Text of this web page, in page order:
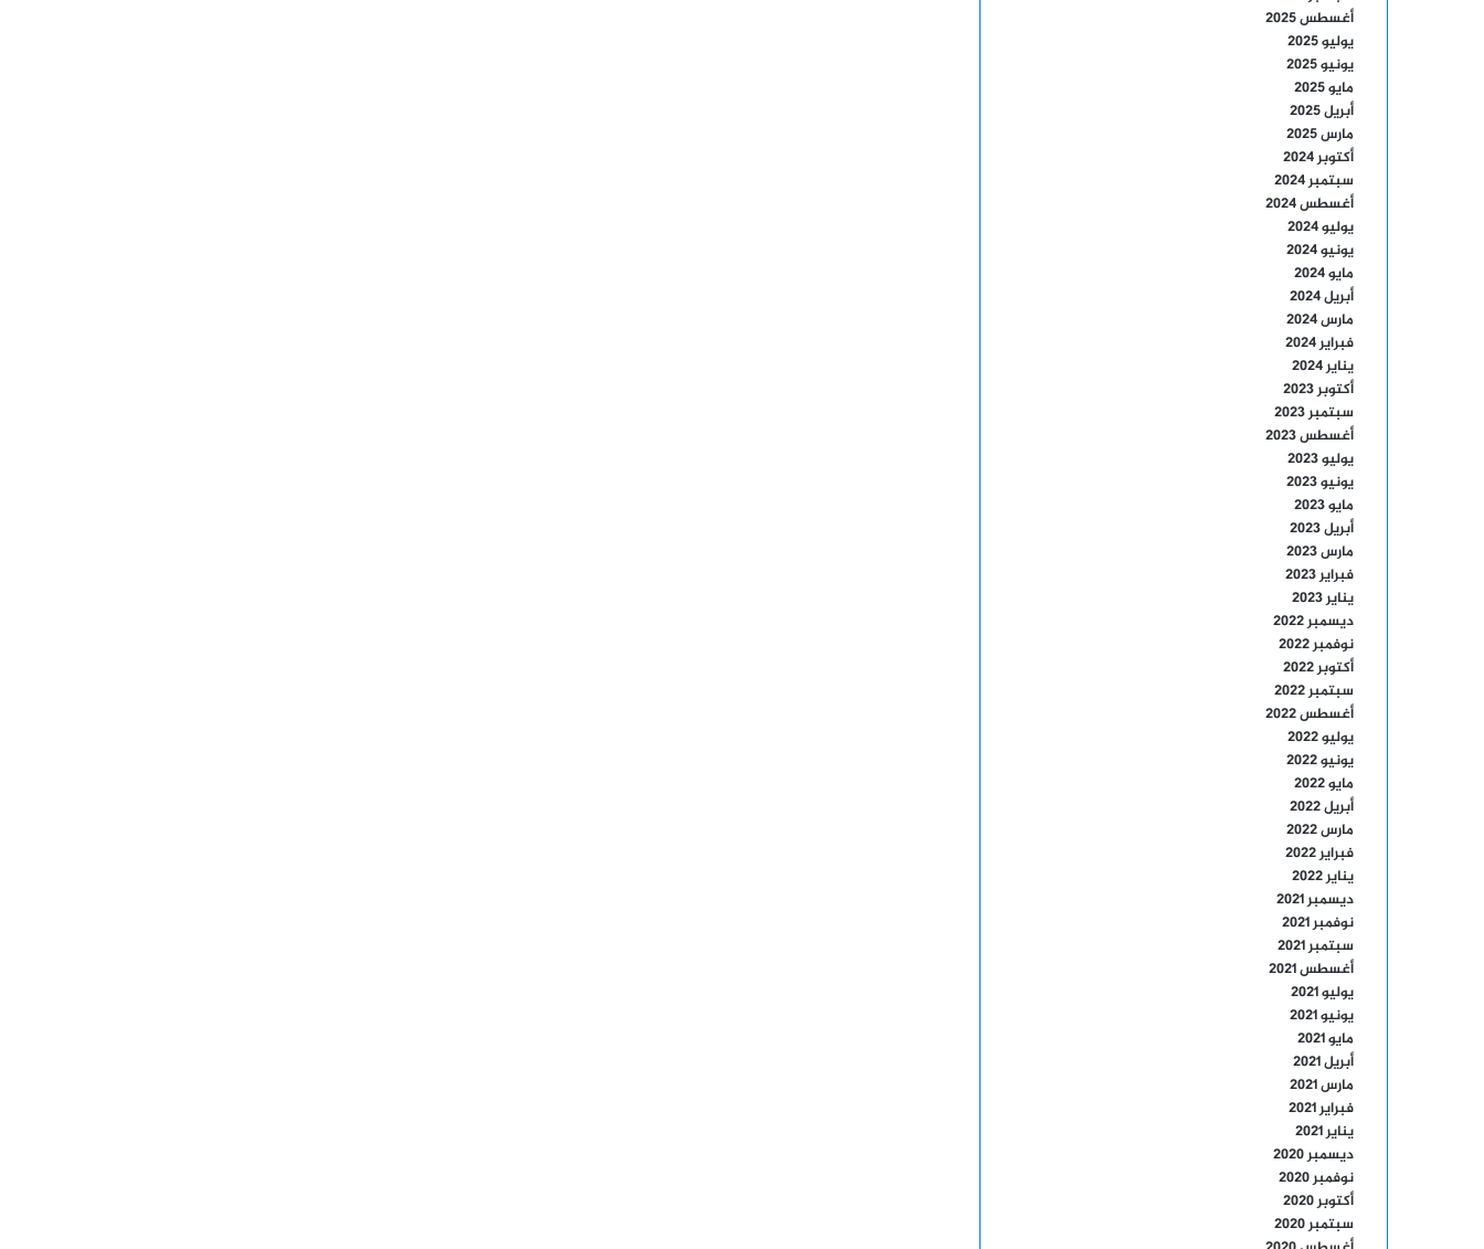
أغسطس 2025
يوليو 2025
يونيو 2025
مايو 2025
أبريل 2025
مارس 2025
أكتوبر 2024
سبتمبر 2024
أغسطس 2024
يوليو 2024
يونيو 2024
مايو 2024
أبريل 2024
مارس 2024
فبراير 2024
يناير 2024
أكتوبر 2023
سبتمبر 2023
أغسطس 2023
يوليو 2023
يونيو 2023
مايو 2023
أبريل 2023
مارس 2023
فبراير 2023
يناير 2023
ديسمبر 2022
نوفمبر 2022
أكتوبر 2022
سبتمبر 2022
أغسطس 2022
يوليو 2022
يونيو 2022
مايو 2022
أبريل 2022
مارس 2022
فبراير 2022
يناير 2022
ديسمبر 2021
نوفمبر 2021
سبتمبر 2021
أغسطس 2021
يوليو 2021
يونيو 2021
مايو 2021
أبريل 2021
مارس 2021
فبراير 2021
يناير 2021
ديسمبر 2020
نوفمبر 2020
أكتوبر 2020
سبتمبر 2020